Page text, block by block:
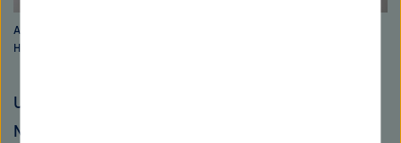
Annette Peters, Direktorin des Instituts für Epidemiologie bei
Helmholtz Munich. (Bild: Christian Kielmann)
Und je tiefer die Forscher in das Geflecht von
Neben- und Wechselwirkungen eintauchen,